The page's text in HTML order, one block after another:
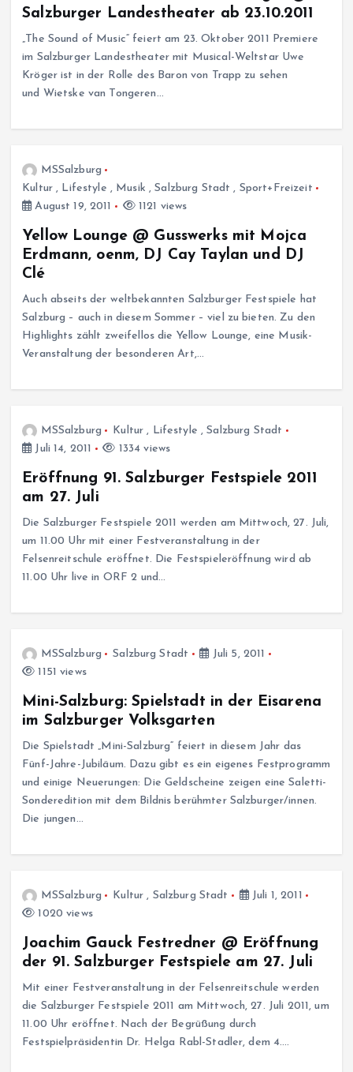
Salzburger Landestheater ab 23.10.2011
„The Sound of Music“ feiert am 23. Oktober 2011 Premiere
im Salzburger Landestheater mit Musical-Weltstar Uwe
Kröger ist in der Rolle des Baron von Trapp zu sehen
und Wietske van Tongeren…
MSSalzburg
Kultur , Lifestyle , Musik ,Salzburg Stadt , Sport+Freizeit
August 19, 2011
1121 views
Yellow Lounge @ Gusswerks mit Mojca
Erdmann, oenm, DJ Cay Taylan und DJ
Clé
Auch abseits der weltbekannten Salzburger Festspiele hat
Salzburg – auch in diesem Sommer – viel zu bieten. Zu den
Highlights zählt zweifellos die Yellow Lounge, eine Musik-
Veranstaltung der besonderen Art,…
MSSalzburg Kultur , Lifestyle ,Salzburg Stadt
Juli 14, 2011
1334 views
Eröffnung 91. Salzburger Festspiele 2011
am 27. Juli
Die Salzburger Festspiele 2011 werden am Mittwoch, 27. Juli,
um 11.00 Uhr mit einer Festveranstaltung in der
Felsenreitschule eröffnet. Die Festspieleröffnung wird ab
11.00 Uhr live in ORF 2 und…
MSSalzburg Salzburg Stadt
Juli 5, 2011
1151 views
Mini-Salzburg: Spielstadt in der Eisarena
im Salzburger Volksgarten
Die Spielstadt „Mini-Salzburg“ feiert in diesem Jahr das
Fünf-Jahre-Jubiläum. Dazu gibt es ein eigenes Festprogramm
und einige Neuerungen: Die Geldscheine zeigen eine Saletti-
Sonderedition mit dem Bildnis berühmter Salzburger/innen.
Die jungen…
MSSalzburg Kultur , Salzburg Stadt
Juli 1, 2011
1020 views
Joachim Gauck Festredner @ Eröffnung
der 91. Salzburger Festspiele am 27. Juli
Mit einer Festveranstaltung in der Felsenreitschule werden
die Salzburger Festspiele 2011 am Mittwoch, 27. Juli 2011, um
11.00 Uhr eröffnet. Nach der Begrüßung durch
Festspielpräsidentin Dr. Helga Rabl-Stadler, dem 4.…